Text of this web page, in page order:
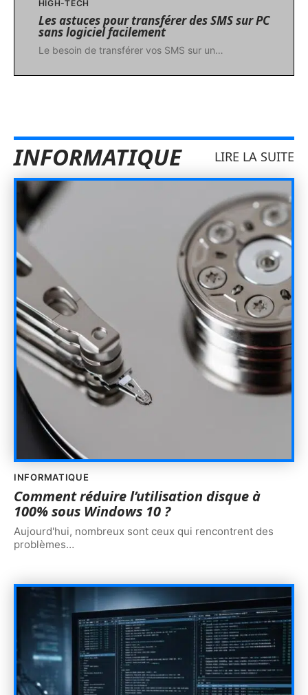
HIGH-TECH
Les astuces pour transférer des SMS sur PC
sans logiciel facilement
Le besoin de transférer vos SMS sur un…
INFORMATIQUE LIRE LA SUITE
INFORMATIQUE
Comment réduire l’utilisation disque à
100% sous Windows 10 ?
Aujourd'hui, nombreux sont ceux qui rencontrent des
problèmes…